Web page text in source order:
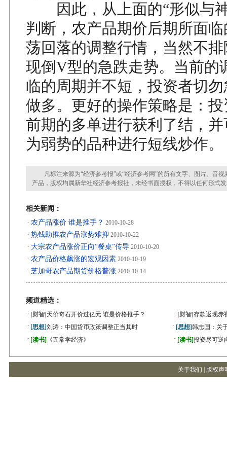
因此，从上面的“形似与
判断，农产品期价后期所面
荡回落的调整行情，当然不
现倒V型的急跌走势。当前的
临的周期并不短，投资者切
做多。更好的操作策略是：
前期的多单进行获利了结，
为弱势的品种进行短线炒作。
凡标注来源为“经济参考报”或“经济参考网”的所有文字、图片、音视
产品，版权均属新华社经济参考报社，未经书面授权，不得以任何形式
相关新闻：
· 农产品涨价 谁是推手？ 2010-10-28
· 热钱助推农产品涨势难抑 2010-10-22
· 大宗农产品涨价正向“餐桌”传导 2010-10-20
· 农产品价格飙涨的宏观因素 2010-10-19
· 芝加哥农产品期货价格普涨 2010-10-14
频道精选：
· [财智] 天价奇石开价过亿元 谁是价格推手？ · [财智]存款返现赤
· [思想]刘涛：中国货币政策调整正当其时 · [思想]韩志国：关
· [读书] 《五常学经济》 · [读书]投资尽可逆